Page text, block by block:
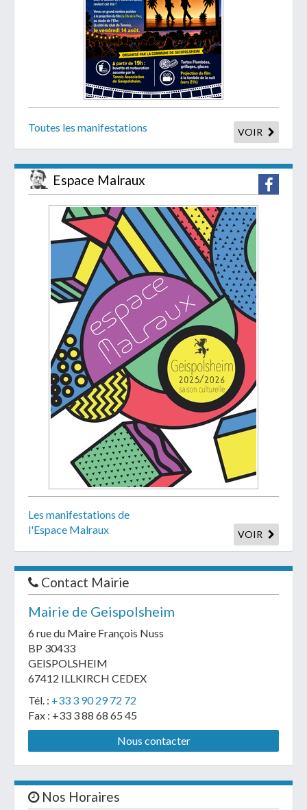
Toutes les manifestations VOIR
Espace Malraux
Les manifestations de
l'Espace Malraux
VOIR
Contact Mairie
Mairie de Geispolsheim
6 rue du Maire François Nuss
BP 30433
GEISPOLSHEIM
67412 ILLKIRCH CEDEX
Tél. : +33 3 90 29 72 72
Fax : +33 3 88 68 65 45
Nous contacter
Nos Horaires